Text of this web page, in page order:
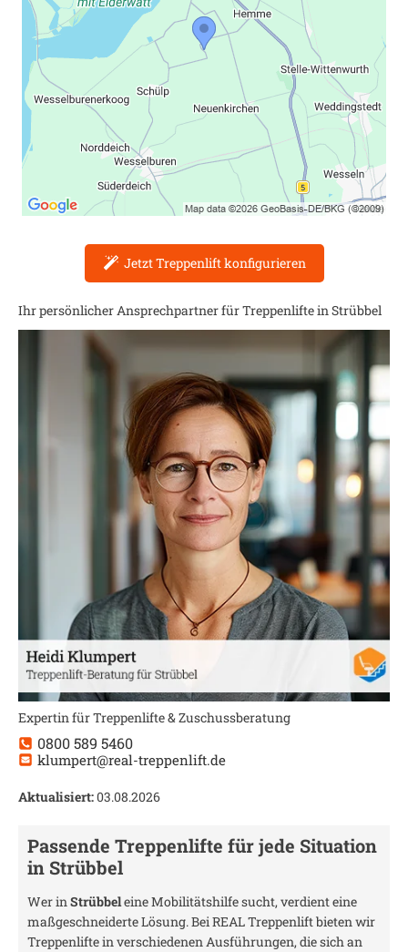
Jetzt Treppenlift konfigurieren
Ihr persönlicher Ansprechpartner für Treppenlifte inStrübbel
Expertin für Treppenlifte & Zuschussberatung
0800 589 5460
klumpert@real-treppenlift.de
Aktualisiert:03.08.2026
Passende Treppenlifte für jede Situation
in Strübbel
Wer inStrübbeleine Mobilitätshilfe sucht, verdient eine
maßgeschneiderte Lösung. Bei REAL Treppenlift bieten wir
Treppenlifte in verschiedenen Ausführungen, die sich an